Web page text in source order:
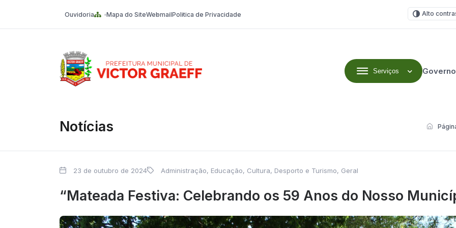
Ouvidoria Mapa do SiteWebmailPolitica de Privacidade Alto
Serviços Governo
Notícias
23 de outubro de 2024 Administração, Educação, Cultura, Desporto e Turismo, Geral
“Mateada Festiva: Celebrando os 59 Anos do Nosso